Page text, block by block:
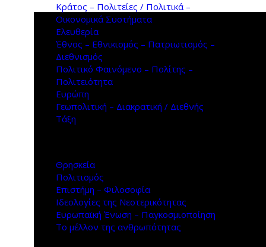
Κράτος – Πολιτείες / Πολιτικά –
Οικονομικά Συστήματα
Ελευθερία
Έθνος – Εθνικισμός – Πατριωτισμός –
Διεθνισμός
Πολιτικό Φαινόμενο – Πολίτης –
Πολιτειότητα
Ευρώπη
Γεωπολιτική – Διακρατική / Διεθνής
Τάξη
Θρησκεία
Πολιτισμός
Επιστήμη – Φιλοσοφία
Ιδεολογίες της Νεοτερικότητας
Ευρωπαϊκή Ένωση – Παγκοσμιοποίηση
Το μέλλον της ανθρωπότητας